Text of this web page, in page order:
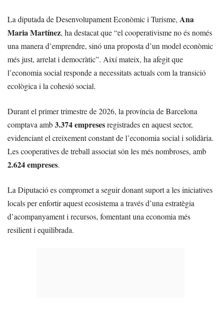
La diputada de Desenvolupament Econòmic i Turisme, Ana
Maria Martínez, ha destacat que “el cooperativisme no és només
una manera d’emprendre, sinó una proposta d’un model econòmic
més just, arrelat i democràtic”. Així mateix, ha afegit que
l’economia social responde a necessitats actuals com la transició
ecològica i la cohesió social.
Durant el primer trimestre de 2026, la província de Barcelona
comptava amb3.374 empresesregistrades en aquest sector,
evidenciant el creixement constant de l’economia social i solidària.
Les cooperatives de treball associat són les més nombroses, amb
2.624 empreses.
La Diputació es compromet a seguir donant suport a les iniciatives
locals per enfortir aquest ecosistema a través d’una estratègia
d’acompanyament i recursos, fomentant una economia més
resilient i equilibrada.